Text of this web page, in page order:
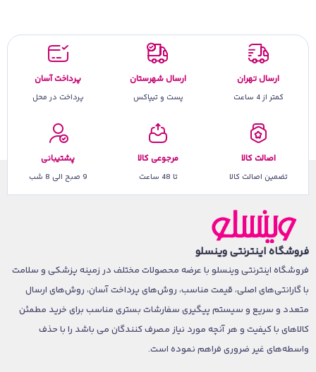
ارسال تهران
کمتر از 4 ساعت
ارسال شهرستان
پست و تیپاکس
پرداخت آسان
پرداخت در محل
اصالت کالا
تضمین اصالت کالا
مرجوعی کالا
تا 48 ساعت
پشتیبانی
9 صبح الی 8 شب
فروشگاه اینترنتی وینسلو
فروشگاه اینترنتی وینسلو با عرضه محصولات مختلف در زمینه پزشکی و سلامت
با گارانتی‌های اصلی، قیمت مناسب، روش‌های پرداخت آسان، روش‌های ارسال
متعدد و سریع و سیستم پیگیری سفارشات بستری مناسب برای خرید مطمئن
کالاهای با کیفیت و هر آنچه مورد نیاز مصرف کنندگان می باشد را با حذف
واسطه‌های غیر ضروری فراهم نموده است.